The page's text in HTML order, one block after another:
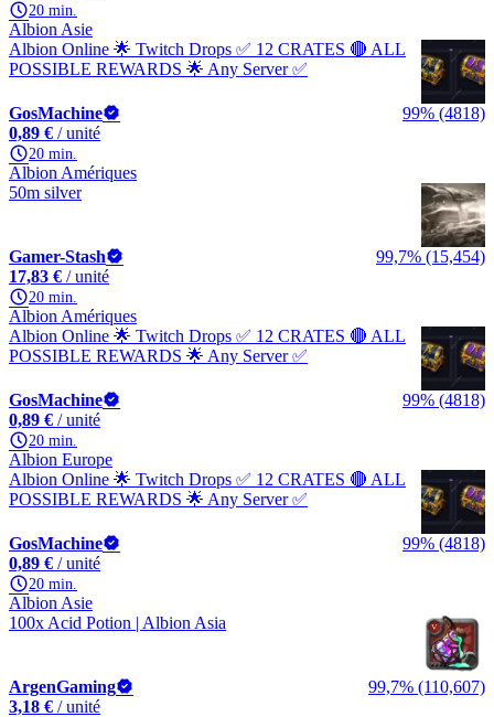
20 min.
Albion Asie
Albion Online 🌟 Twitch Drops ✅ 12 CRATES 🔴 ALL
POSSIBLE REWARDS 🌟 Any Server ✅
GosMachine
99% (4818)
0,89 € / unité
20 min.
Albion Amériques
50m silver
Gamer-Stash
99,7% (15,454)
17,83 € / unité
20 min.
Albion Amériques
Albion Online 🌟 Twitch Drops ✅ 12 CRATES 🔴 ALL
POSSIBLE REWARDS 🌟 Any Server ✅
GosMachine
99% (4818)
0,89 € / unité
20 min.
Albion Europe
Albion Online 🌟 Twitch Drops ✅ 12 CRATES 🔴 ALL
POSSIBLE REWARDS 🌟 Any Server ✅
GosMachine
99% (4818)
0,89 € / unité
20 min.
Albion Asie
100x Acid Potion | Albion Asia
ArgenGaming
99,7% (110,607)
3,18 € / unité